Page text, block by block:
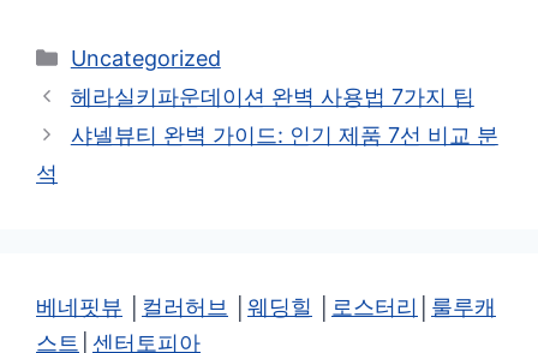
카
테
리
Uncategorized
헤라실키파운데이션 완벽 사용법 7가지 팁
샤넬뷰티 완벽 가이드: 인기 제품 7선 비교 분
석
베네핏뷰 컬러허브 웨딩힐 로스터리
룰루캐
스트
센터토피아